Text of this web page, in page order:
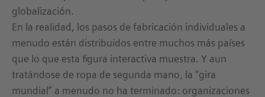
globalización.
En la realidad, los pasos de fabricación individuales a
menudo están distribuidos entre muchos más países
que lo que esta figura interactiva muestra. Y aun
tratándose de ropa de segunda mano, la “gira
mundial” a menudo no ha terminado: organizaciones